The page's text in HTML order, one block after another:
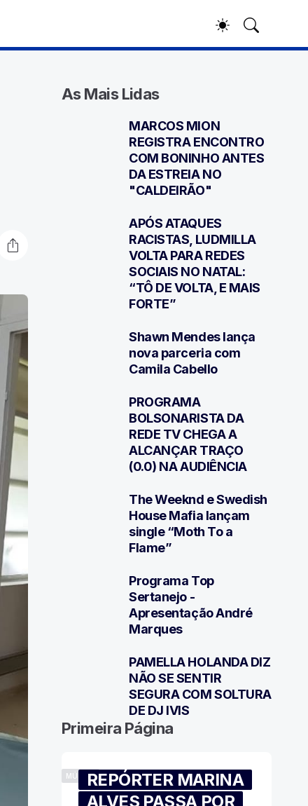
As Mais Lidas
MARCOS MION
REGISTRA ENCONTRO
COM BONINHO ANTES
DA ESTREIA NO
"CALDEIRÃO"
APÓS ATAQUES
RACISTAS, LUDMILLA
VOLTA PARA REDES
SOCIAIS NO NATAL:
“TÔ DE VOLTA, E MAIS
FORTE”
Shawn Mendes lança
nova parceria com
Camila Cabello
PROGRAMA
BOLSONARISTA DA
REDE TV CHEGA A
ALCANÇAR TRAÇO
(0.0) NA AUDIÊNCIA
The Weeknd e Swedish
House Mafia lançam
single “Moth To a
Flame”
Programa Top
Sertanejo -
Apresentação André
Marques
PAMELLA HOLANDA DIZ
NÃO SE SENTIR
SEGURA COM SOLTURA
DE DJ IVIS
Primeira Página
MÚSICAREPÓRTER MARINA
ALVES PASSA POR